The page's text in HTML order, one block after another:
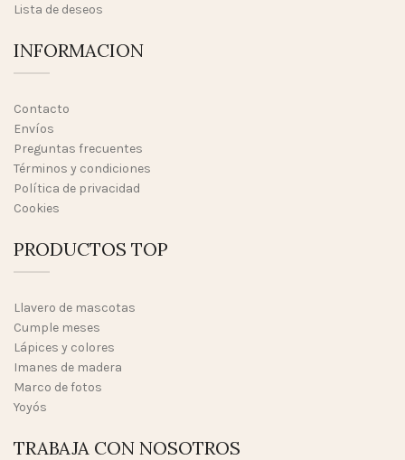
Lista de deseos
INFORMACION
Contacto
Envíos
Preguntas frecuentes
Términos y condiciones
Política de privacidad
Cookies
PRODUCTOS TOP
Llavero de mascotas
Cumple meses
Lápices y colores
Imanes de madera
Marco de fotos
Yoyós
TRABAJA CON NOSOTROS